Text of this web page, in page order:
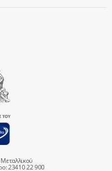
Μεταλλικού
23410 22 900